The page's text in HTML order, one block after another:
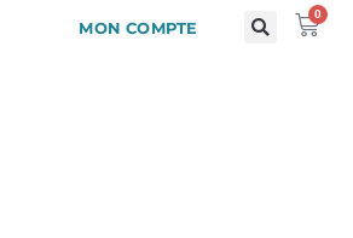
MON COMPTE
0